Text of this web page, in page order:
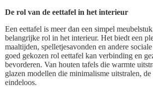
De rol van de eettafel in het interieur
Een eettafel is meer dan een simpel
belangrijke rol in het interieur. Het biedt een
maaltijden, spelletjesavonden en andere
goed gekozen rol eettafel kan verbinding en
bevorderen. Van houten tafels die warmte
glazen modellen die minimalisme uitstralen,
eindeloos.